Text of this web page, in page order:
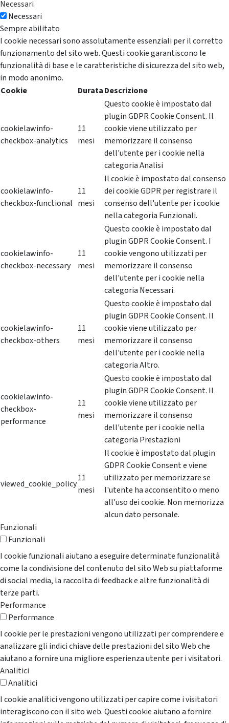
Necessari
Necessari
Sempre abilitato
I cookie necessari sono assolutamente essenziali per il corretto
funzionamento del sito web. Questi cookie garantiscono le
funzionalità di base e le caratteristiche di sicurezza del sito web,
in modo anonimo.
Cookie
DurataDescrizione
cookielawinfo-
checkbox-analytics
11
mesi
Questo cookie è impostato dal
plugin GDPR Cookie Consent. Il
cookie viene utilizzato per
memorizzare il consenso
dell'utente per i cookie nella
categoria Analisi
cookielawinfo-
checkbox-functional
11
mesi
Il cookie è impostato dal consenso
dei cookie GDPR per registrare il
consenso dell'utente per i cookie
nella categoria Funzionali.
cookielawinfo-
checkbox-necessary
11
mesi
Questo cookie è impostato dal
plugin GDPR Cookie Consent. I
cookie vengono utilizzati per
memorizzare il consenso
dell'utente per i cookie nella
categoria Necessari.
cookielawinfo-
checkbox-others
11
mesi
Questo cookie è impostato dal
plugin GDPR Cookie Consent. Il
cookie viene utilizzato per
memorizzare il consenso
dell'utente per i cookie nella
categoria Altro.
cookielawinfo-
checkbox-
performance
11
mesi
Questo cookie è impostato dal
plugin GDPR Cookie Consent. Il
cookie viene utilizzato per
memorizzare il consenso
dell'utente per i cookie nella
categoria Prestazioni
viewed_cookie_policy
11
mesi
Il cookie è impostato dal plugin
GDPR Cookie Consent e viene
utilizzato per memorizzare se
l'utente ha acconsentito o meno
all'uso dei cookie. Non memorizza
alcun dato personale.
Funzionali
Funzionali
I cookie funzionali aiutano a eseguire determinate funzionalità
come la condivisione del contenuto del sito Web su piattaforme
di social media, la raccolta di feedback e altre funzionalità di
terze parti.
Performance
Performance
I cookie per le prestazioni vengono utilizzati per comprendere e
analizzare gli indici chiave delle prestazioni del sito Web che
aiutano a fornire una migliore esperienza utente per i visitatori.
Analitici
Analitici
I cookie analitici vengono utilizzati per capire come i visitatori
interagiscono con il sito web. Questi cookie aiutano a fornire